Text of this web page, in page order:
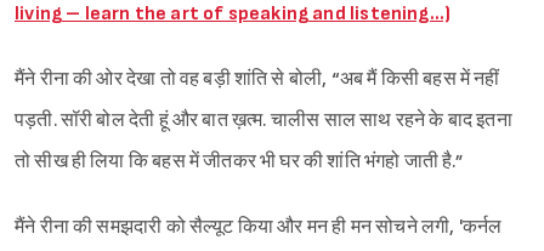
Sign in
living – learn the art of speaking and listening…)
मैंने रीना की ओर देखा तो वह बड़ी शांति से बोली, “अब मैं किसी बहस में नहीं
पड़ती. सॉरी बोल देती हूं और बात ख़त्म. चालीस साल साथ रहने के बाद इतना
तो सीख ही लिया कि बहस में जीतकर भी घर की शांति भंगहो जाती है.”
मैंने रीना की समझदारी को सैल्यूट किया और मन ही मन सोचने लगी, 'कर्नल